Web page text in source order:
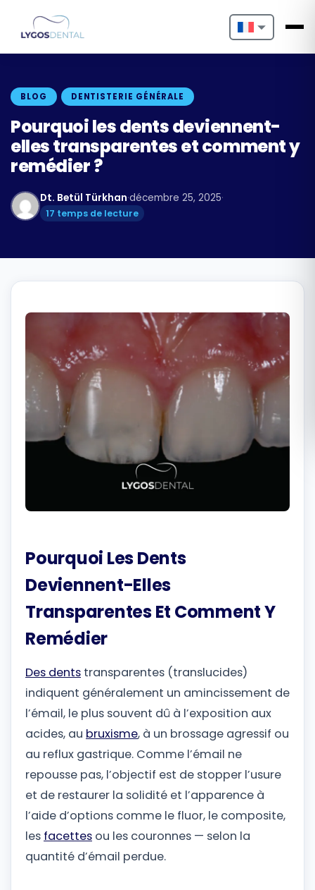
Nederlands
Français
Deutsch
Italiano
Български
Română
Русский
BLOG DENTISTERIE GÉNÉRALE
Pourquoi les dents deviennent-
elles transparentes et comment y
remédier ?
Dt. Betül Türkhan·décembre 25, 2025·
17 temps de lecture
Pourquoi Les Dents
Deviennent-Elles
Transparentes Et Comment Y
Remédier
Des dents transparentes (translucides)
indiquent généralement un amincissement de
l’émail, le plus souvent dû à l’exposition aux
acides, au bruxisme, à un brossage agressif ou
au reflux gastrique. Comme l’émail ne
repousse pas, l’objectif est de stopper l’usure
et de restaurer la solidité et l’apparence à
l’aide d’options comme le fluor, le composite,
les facettes ou les couronnes — selon la
quantité d’émail perdue.